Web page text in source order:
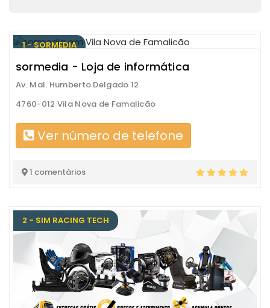
1 - SORMEDIA
sormedia - Loja de informática
Av. Mal. Humberto Delgado 12
4760-012 Vila Nova de Famalicão
Ver número de telefone
1 comentários
2 - SIM RACING TECH